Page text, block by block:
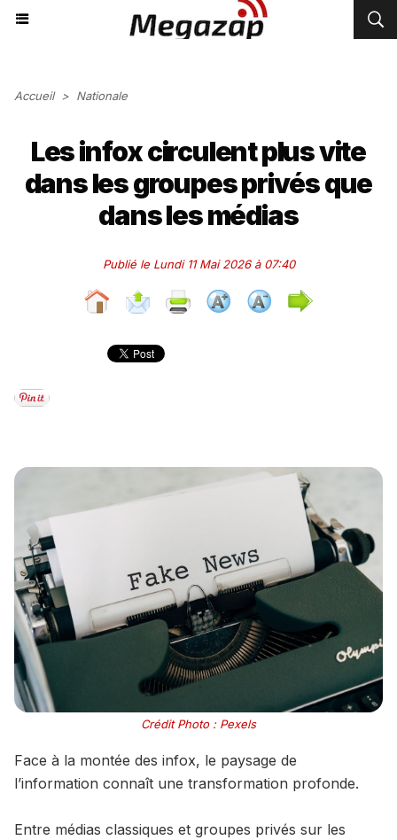
Accueil > Nationale
Les infox circulent plus vite
dans les groupes privés que
dans les médias
Publié le Lundi 11 Mai 2026 à 07:40
Crédit Photo : Pexels
Face à la montée des infox, le paysage de
l’information connaît une transformation profonde.
Entre médias classiques et groupes privés sur les